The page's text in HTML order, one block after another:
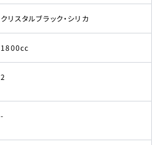
クリスタルブラック・シリカ
1800cc
2
-